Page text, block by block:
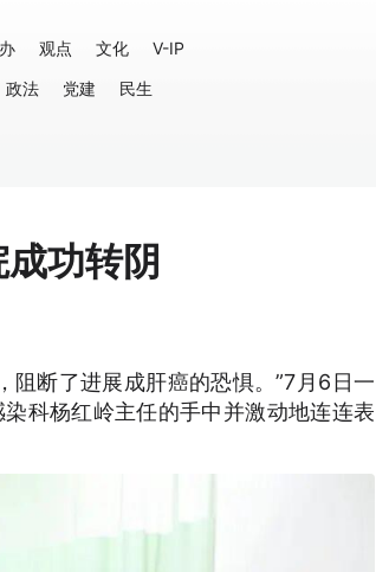
观点 文化
V-IP
政法 党建
民生
功转阴
阻断了进展成肝癌的恐惧。”7月6日一
科杨红岭主任的手中并激动地连连表